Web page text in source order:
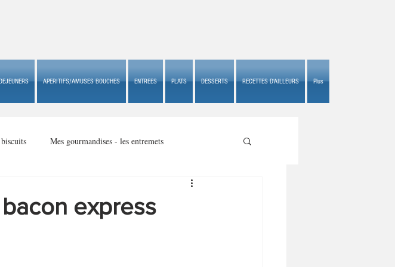
APERITIFS/AMUSES BOUCHES ENTREES PLATS DESSERTS RECETTES D'AILLEURS Plus
Mes gourmandises - les entremets
express